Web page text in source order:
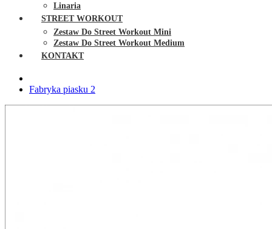
Linaria
STREET WORKOUT
Zestaw Do Street Workout Mini
Zestaw Do Street Workout Medium
KONTAKT
Fabryka piasku 2